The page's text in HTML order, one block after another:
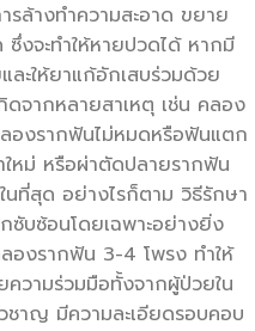
ล้างทำความสะอาด ขยาย
งจะทำให้หายปวดได้ หากมี
ละให้ยาแก้อักเสบร่วมด้วย
ดจากหลายสาเหตุ เช่น คลอง
องรากฟันไม่หมดหรือฟันแตก
ใหม่ หรือผ่าตัดปลายรากฟัน
ที่สุด อย่างไรก็ตาม วิธีรักษา
ซับซ้อนโดยเฉพาะอย่างยิ่ง
องรากฟัน 3-4 โพรง ทำให้
วามร่วมมือทั้งจากผู้ป่วยใน
าญ มีความละเอียดรอบคอบ